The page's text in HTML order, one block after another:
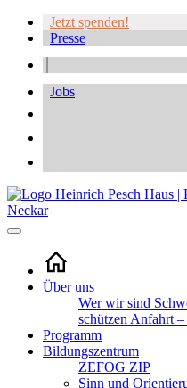
Jetzt spenden!
Presse
Jobs
Über uns
Wer wir sind
schützen Anfahrt
Programm
Bildungszentrum
ZEFOG ZIP
Sinn und